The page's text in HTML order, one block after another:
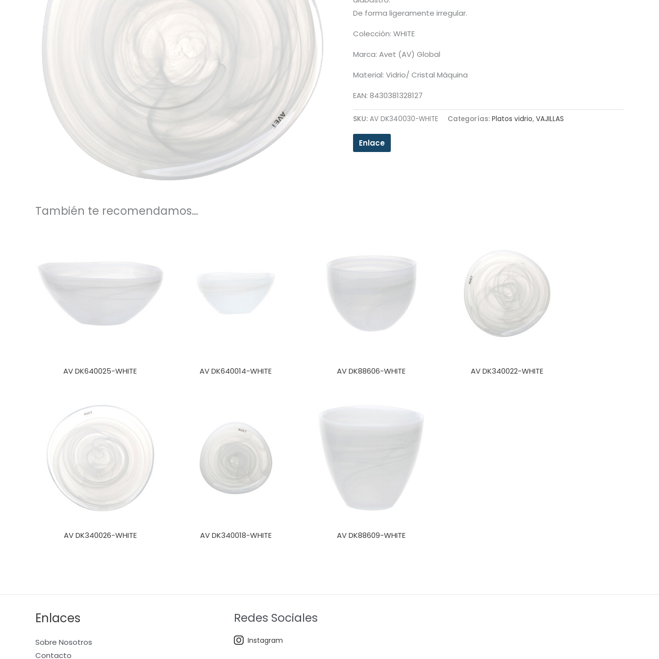
De forma ligeramente irregular.
Colección: WHITE
Marca: Avet (AV) Global
Material: Vidrio/ Cristal Máquina
EAN: 8430381328127
SKU: AV DK340030-WHITE Categorías: Platos vidrio, VAJILLAS
Enlace
También te recomendamos…
AV DK640025-WHITE AV DK640014-WHITE AV DK88606-WHITE AV DK340022-WHITE
AV DK340026-WHITE AV DK340018-WHITE AV DK88609-WHITE
Enlaces
Sobre Nosotros
Contacto
Redes Sociales
Instagram